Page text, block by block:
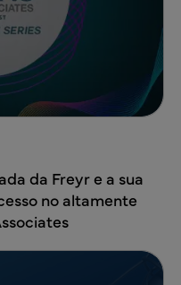
da Freyr e a sua
no altamente